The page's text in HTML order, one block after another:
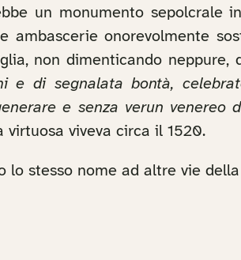
un monumento sepolcrale
ambascerie onorevolmente
non dimenticando neppure,
e di segnalata bontà,
e senza verun
virtuosa viveva circa il 1520.
lo stesso nome ad altre vie